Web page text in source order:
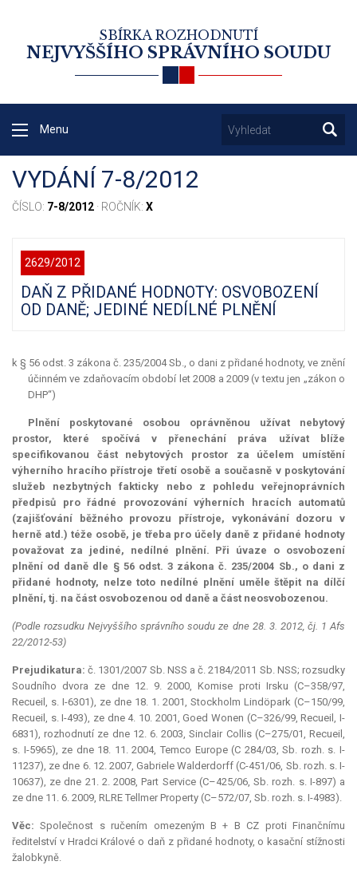
SBÍRKA ROZHODNUTÍ
NEJVYŠŠÍHO SPRÁVNÍHO SOUDU
Menu
VYDÁNÍ 7-8/2012
ČÍSLO: 7-8/2012 · ROČNÍK: X
2629/2012
DAŇ Z PŘIDANÉ HODNOTY: OSVOBOZENÍ
OD DANĚ; JEDINÉ NEDÍLNÉ PLNĚNÍ
k § 56 odst. 3 zákona č. 235/2004 Sb., o dani z přidané hodnoty, ve znění
účinném ve zdaňovacím období let 2008 a 2009 (v textu jen „zákon o
DHP“)
Plnění poskytované osobou oprávněnou užívat nebytový
prostor, které spočívá v přenechání práva užívat blíže
specifikovanou část nebytových prostor za účelem umístění
výherního hracího přístroje třetí osobě a současně v poskytování
služeb nezbytných fakticky nebo z pohledu veřejnoprávních
předpisů pro řádné provozování výherních hracích automatů
(zajišťování běžného provozu přístroje, vykonávání dozoru v
herně atd.) téže osobě, je třeba pro účely daně z přidané hodnoty
považovat za jediné, nedílné plnění. Při úvaze o osvobození
plnění od daně dle § 56 odst. 3 zákona č. 235/2004 Sb., o dani z
přidané hodnoty, nelze toto nedílné plnění uměle štěpit na dílčí
plnění, tj. na část osvobozenou od daně a část neosvobozenou.
(Podle rozsudku Nejvyššího správního soudu ze dne 28. 3. 2012, čj. 1 Afs
22/2012-53)
Prejudikatura:č. 1301/2007 Sb. NSS a č. 2184/2011 Sb. NSS; rozsudky
Soudního dvora ze dne 12. 9. 2000, Komise proti Irsku (C–358/97,
Recueil, s. I-6301), ze dne 18. 1. 2001, Stockholm Lindöpark (C–150/99,
Recueil, s. I-493), ze dne 4. 10. 2001, Goed Wonen (C–326/99, Recueil, I-
6831), rozhodnutí ze dne 12. 6. 2003, Sinclair Collis (C–275/01, Recueil,
s. I-5965), ze dne 18. 11. 2004, Temco Europe (C 284/03, Sb. rozh. s. I-
11237), ze dne 6. 12. 2007, Gabriele Walderdorff (C-451/06, Sb. rozh. s. I-
10637), ze dne 21. 2. 2008, Part Service (C–425/06, Sb. rozh. s. I-897) a
ze dne 11. 6. 2009, RLRE Tellmer Property (C–572/07, Sb. rozh. s. I-4983).
Věc:Společnost s ručením omezeným B + B CZ proti Finančnímu
ředitelství v Hradci Králové o daň z přidané hodnoty, o kasační stížnosti
žalobkyně.